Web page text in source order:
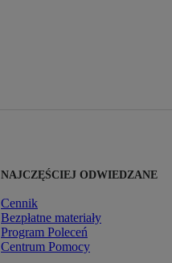
NAJCZĘŚCIEJ ODWIEDZANE
Cennik
Bezpłatne materiały
Program Poleceń
Centrum Pomocy